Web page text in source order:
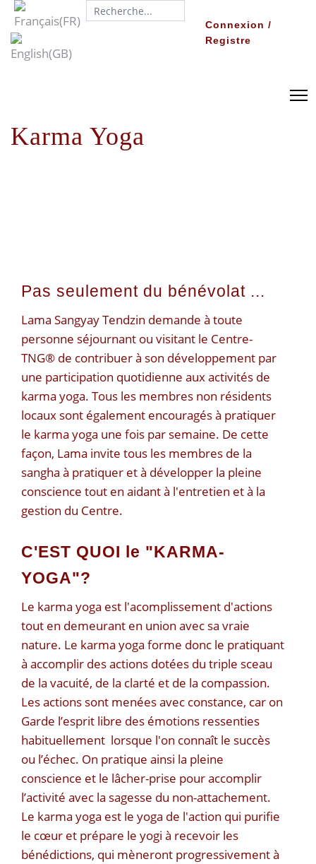
Search...
Connexion /
Registre
Karma Yoga
Pas seulement du bénévolat ...
Lama Sangyay Tendzin demande à toute
personne séjournant ou visitant le Centre-
TNG® de contribuer à son développement par
une participation quotidienne aux activités de
karma yoga. Tous les membres non résidents
locaux sont également encouragés à pratiquer
le karma yoga une fois par semaine. De cette
façon, Lama invite tous les membres de la
sangha à pratiquer et à développer la pleine
conscience tout en aidant à l'entretien et à la
gestion du Centre.
C'EST QUOI le "KARMA-
YOGA"?
Le karma yoga est l'acomplissement d'actions
tout en demeurant en union avec sa vraie
nature. Le karma yoga forme donc le pratiquant
à accomplir des actions dotées du triple sceau
de la vacuité, de la clarté et de la compassion.
Les actions sont menées avec constance, car on
Garde l’esprit libre des émotions ressenties
habituellement lorsque l'on connaît le succès
ou l’échec. On pratique ainsi la pleine
conscience et le lâcher-prise pour accomplir
l’activité avec la sagesse du non-attachement.
Le karma yoga est le yoga de l'action qui purifie
le cœur et prépare le yogi à recevoir les
bénédictions, qui mèneront progressivement à